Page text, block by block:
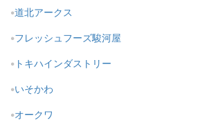
道北アークス
フレッシュフーズ駿河屋
トキハインダストリー
いそかわ
オークワ